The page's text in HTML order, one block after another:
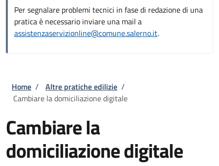
Per segnalare problemi tecnici in fase di redazione di una
pratica è necessario inviare una mail a
assistenzaservizionline@comune.salerno.it.
Briciole di pane
Home / Altre pratiche edilizie /
Cambiare la domiciliazione digitale
Cambiare la
domiciliazione digitale